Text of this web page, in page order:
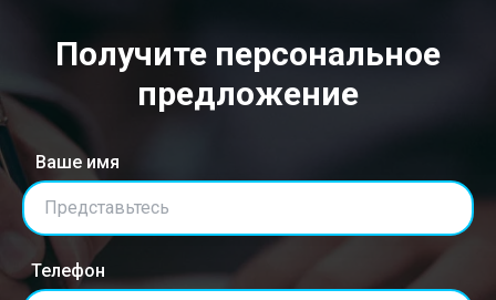
Получите персональное
предложение
Ваше имя
Представьтесь
Телефон